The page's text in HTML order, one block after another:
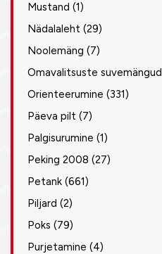
Mustand (1)
Nädalaleht (29)
Noolemäng (7)
Omavalitsuste suvemängud
Orienteerumine (331)
Päeva pilt (7)
Palgisurumine (1)
Peking 2008 (27)
Petank (661)
Piljard (2)
Poks (79)
Purjetamine (4)